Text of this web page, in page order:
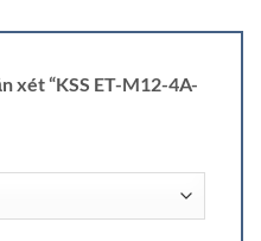
xét “KSS ET-M12-4A-